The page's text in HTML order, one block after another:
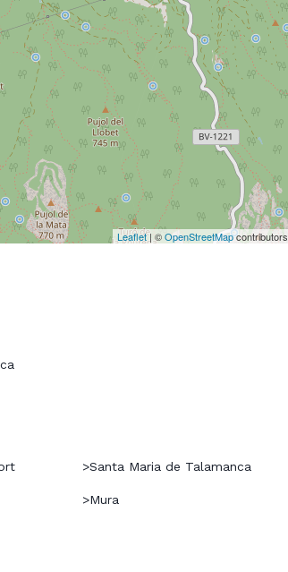
Leaflet| ©OpenStreetMapcontributors
>Santa Maria de Talamanca
>Mura